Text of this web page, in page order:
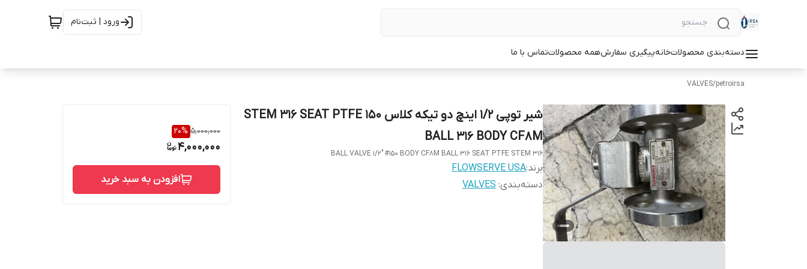
ورود | ثبت‌نام
دسته‌بندی محصولاتخانهپیگیری سفارشهمه محصولاتتماس با ما
petroirsa
/
VALVES
شیر توپی 1/2 اینچ دو تیکه کلاس 150 STEM 316 SEAT PTFE
BALL 316 BODY CF8M
BALL VALVE 1/2" #150 BODY CF8M BALL 316 SEAT PTFE STEM 316
برند:FLOWSERVE USA
دسته‌بندی:
VALVES
5,000,000
20%
4,000,000
افزودن به سبد خرید